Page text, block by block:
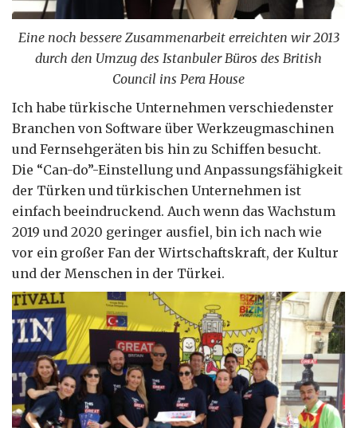
Eine noch bessere Zusammenarbeit erreichten wir 2013
durch den Umzug des Istanbuler Büros des British
Council ins Pera House
Ich habe türkische Unternehmen verschiedenster
Branchen von Software über Werkzeugmaschinen
und Fernsehgeräten bis hin zu Schiffen besucht.
Die “Can-do”-Einstellung und Anpassungsfähigkeit
der Türken und türkischen Unternehmen ist
einfach beeindruckend. Auch wenn das Wachstum
2019 und 2020 geringer ausfiel, bin ich nach wie
vor ein großer Fan der Wirtschaftskraft, der Kultur
und der Menschen in der Türkei.